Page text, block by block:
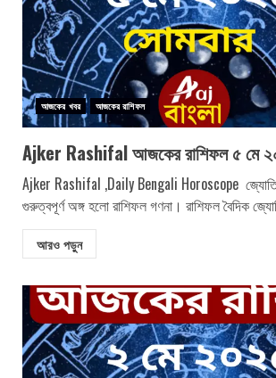
আজকের খবর আজকের রাশিফল
Ajker Rashifal আজকের রাশিফল ৫ মে
Ajker Rashifal ,Daily Bengali Horoscope জ্যোতিষ
গুরুত্বপূর্ণ অঙ্গ হলো রাশিফল গণনা। রাশিফল বৈদিক
আরও পড়ুন